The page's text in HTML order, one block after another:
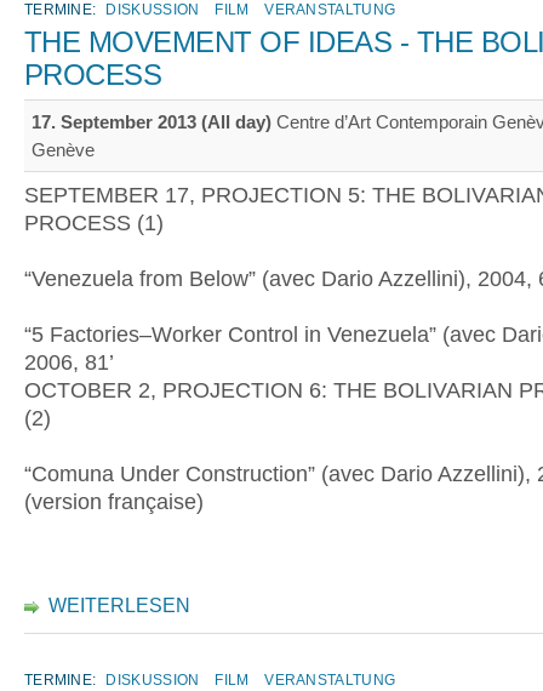
TERMINE: DISKUSSION FILM VERANSTALTUNG
THE MOVEMENT OF IDEAS - THE
PROCESS
17. September 2013 (All day) Centre d’Art Contemporain
Genève
SEPTEMBER 17, PROJECTION 5: THE
PROCESS (1)
“Venezuela from Below” (avec Dario Azzellini), 2004,
“5 Factories–Worker Control in Venezuela” (avec
2006, 81’
OCTOBER 2, PROJECTION 6: THE BOLIVARIAN
(2)
“Comuna Under Construction” (avec Dario Azzellini),
(version française)
WEITERLESEN
TERMINE: DISKUSSION FILM VERANSTALTUNG